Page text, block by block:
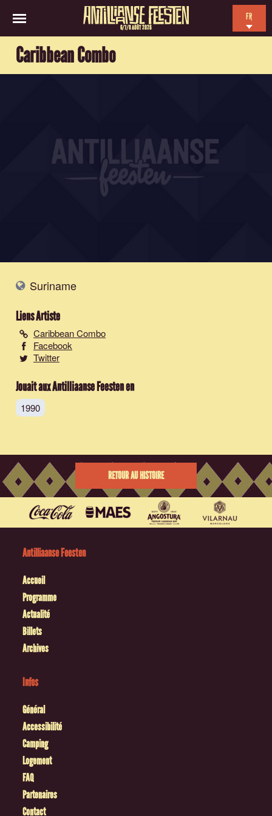
6/7/8 AOÛT 2026
FR
Caribbean Combo
Suriname
Liens Artiste
Caribbean Combo
Facebook
Twitter
Jouait aux Antilliaanse Feesten en
1990
RETOUR AU HISTOIRE
Antilliaanse Feesten
Accueil
Programme
Actualité
Billets
Archives
Infos
Général
Accessibilité
Camping
Logement
FAQ
Partenaires
Contact